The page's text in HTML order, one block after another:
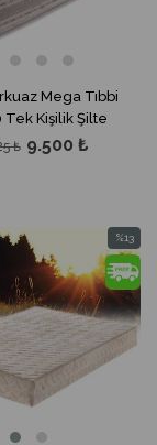
Mega Tıbbi
Tek Kişilik Şilte
9.500 ₺
₺
%13
İndirim